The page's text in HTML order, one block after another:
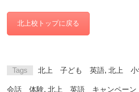
北上校トップに戻る
Tags 北上 子ども 英語,北上
会話 体験,北上 英語 キャンペーン